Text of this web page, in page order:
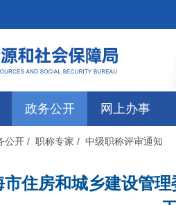
政务公开 网上办事
公开 / 职称专家 / 中级职称评审通知
市住房和城乡建设管